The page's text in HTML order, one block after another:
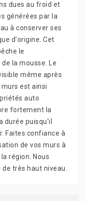
dues au froid et
générées par la
à conserver ses
d'origine. Cet
le
la mousse. Le
même après
est ainsi
auto
fortement la
durée puisqu'il
Faites confiance à
de vos murs à
région. Nous
très haut niveau.